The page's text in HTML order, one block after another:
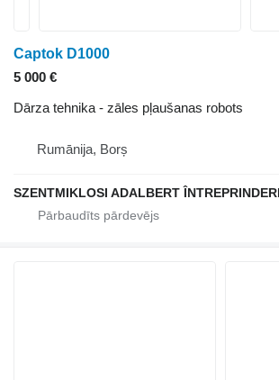
Captok D1000
5 000 €
Dārza tehnika - zāles pļaušanas robots
Rumānija, Borș